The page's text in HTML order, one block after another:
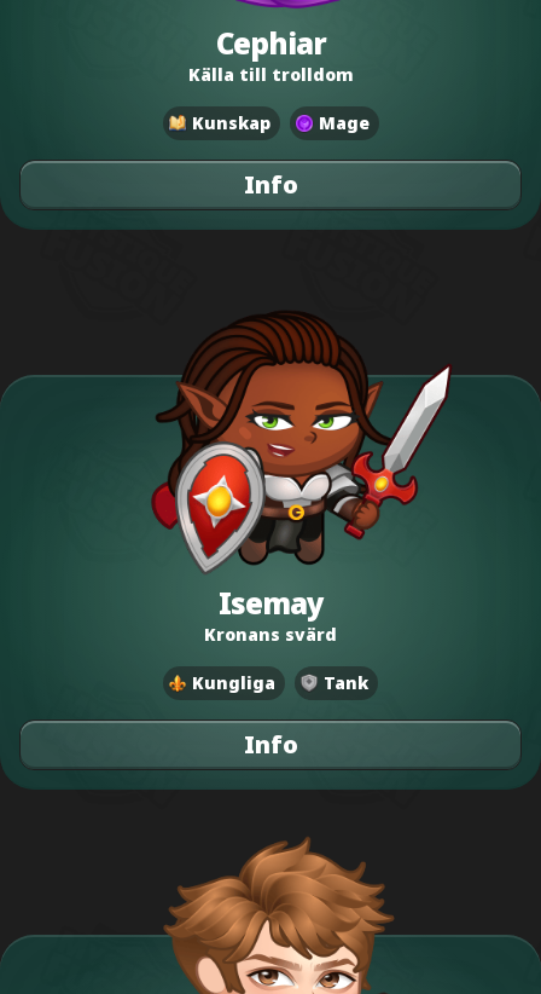
Cephiar
Källa till trolldom
Kunskap Mage
Info
Isemay
Kronans svärd
Kungliga Tank
Info